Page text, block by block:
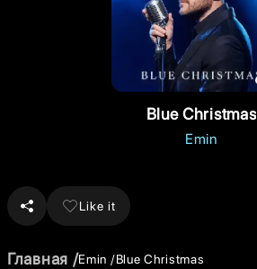
Blue Christmas
Emin
Like it
Главная Emin Blue Christmas